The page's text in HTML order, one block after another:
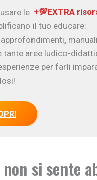
e prima infanzia
psicomotorio
divertendosi
le +💯EXTRA
il tuo educare:
tante aree ludico-
per farli
non si sente